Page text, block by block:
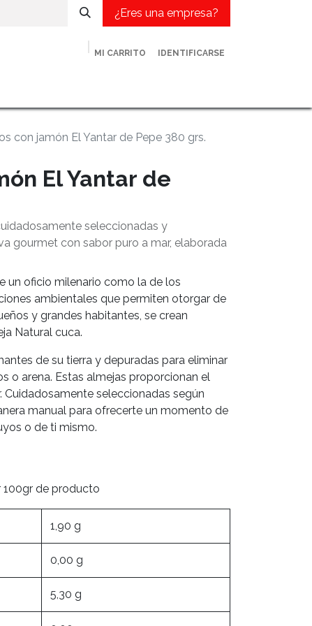
¿Eres una empresa?
MI CARRITO IDENTIFICARSE
con jamón El Yantar de Pepe 380 grs.
El Yantar de
seleccionadas y
gourmet con sabor puro a mar, elaborada
un oficio milenario como la de los
ambientales que permiten otorgar de
y grandes habitantes, se crean
Natural cuca.
de su tierra y depuradas para eliminar
o arena. Estas almejas proporcionan el
seleccionadas según
manual para ofrecerte un momento de
o de ti mismo.
100gr de producto
1,90 g
0,00 g
5,30 g